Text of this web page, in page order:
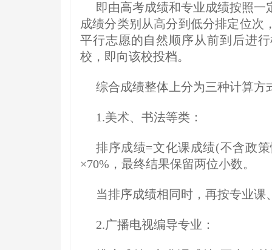
即由高考成绩和专业成绩按照
成绩分类别从高分到低分排定位次
平行志愿的自然顺序从前到后进
校，即向该校投档。
综合成绩整体上分为三种计算方
1.美术、书法等类：
排序成绩=文化课成绩(不含政
×70%，最终结果保留两位小数。
当排序成绩相同时，再按专业课
2.广播电视编导专业：